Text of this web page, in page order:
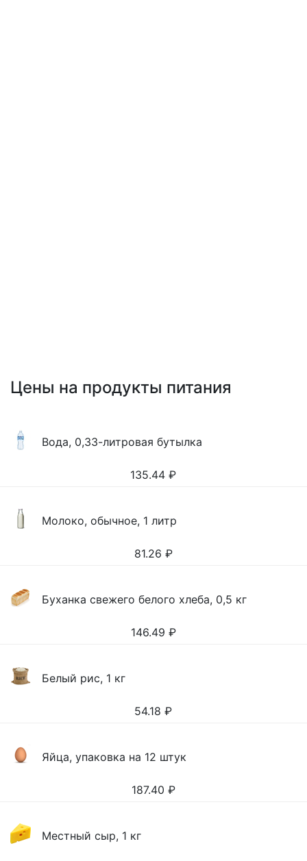
Цены на продукты питания
Вода, 0,33-литровая бутылка
135.44 ₽
Молоко, обычное, 1 литр
81.26 ₽
Буханка свежего белого хлеба, 0,5 кг
146.49 ₽
Белый рис, 1 кг
54.18 ₽
Яйца, упаковка на 12 штук
187.40 ₽
Местный сыр, 1 кг